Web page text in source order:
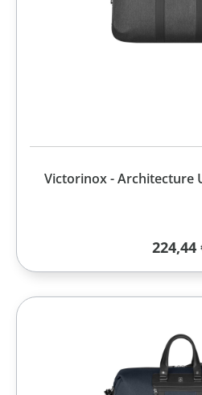
Victorinox - Architecture
224,44